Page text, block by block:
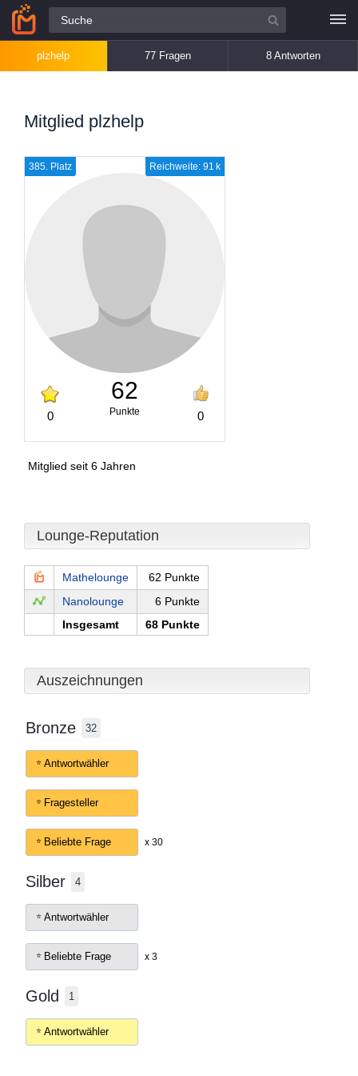
Alle Fragen
plzhelp 77 Fragen 8 Antworten
Mitglied plzhelp
Reichweite: 91 k
385. Platz
0
62
Punkte 0
Mitglied seit 6 Jahren
Lounge-Reputation
Mathelounge
62 Punkte
Nanolounge
6 Punkte
Insgesamt
68 Punkte
Auszeichnungen
Bronze 32
Antwortwähler
Fragesteller
Beliebte Frage x 30
Silber 4
Antwortwähler
Beliebte Frage x 3
Gold 1
Antwortwähler